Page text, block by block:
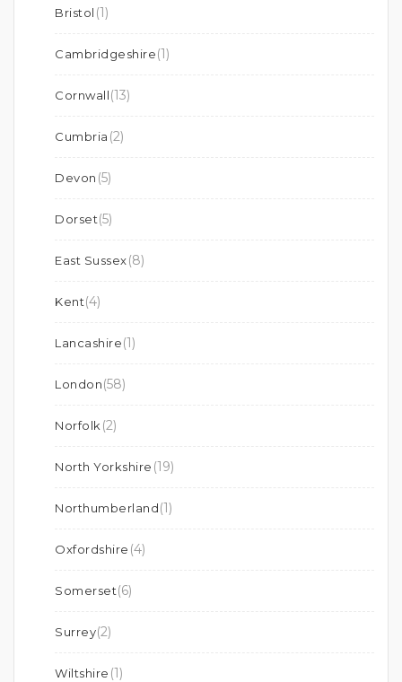
Bristol (1)
Cambridgeshire(1)
Cornwall(13)
Cumbria (2)
Devon (5)
Dorset(5)
East Sussex(8)
Kent(4)
Lancashire(1)
London(58)
Norfolk (2)
North Yorkshire (19)
Northumberland(1)
Oxfordshire (4)
Somerset(6)
Surrey(2)
Wiltshire (1)